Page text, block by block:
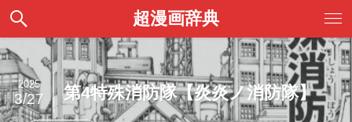
超漫画辞典
第4特殊消防隊【炎炎ノ消防隊】
2025
3/27